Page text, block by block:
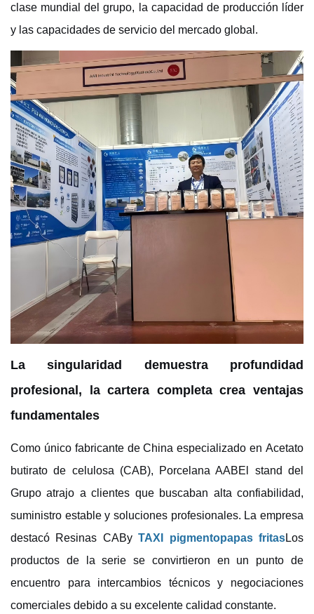
clase mundial del grupo, la capacidad de producción líder
y las capacidades de servicio del mercado global.
La singularidad demuestra profundidad
profesional, la cartera completa crea ventajas
fundamentales
Como único fabricante de China especializado en Acetato
butirato de celulosa (CAB), PorcelanaAABEl stand del
Grupo atrajo a clientes que buscaban alta confiabilidad,
suministro estable y soluciones profesionales. La empresa
destacó Resinas CAByTAXI pigmentopapas fritasLos
productos de la serie se convirtieron en un punto de
encuentro para intercambios técnicos y negociaciones
comerciales debido a su excelente calidad constante.